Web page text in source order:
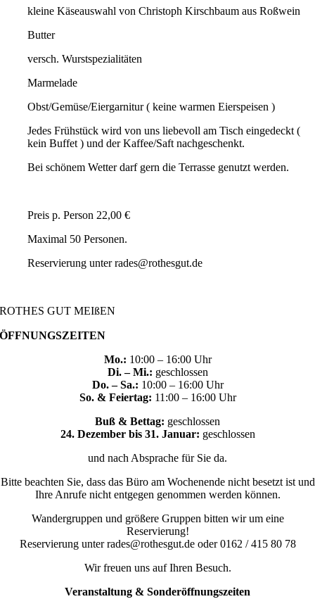
kleine Käseauswahl von Christoph Kirschbaum aus Roßwein
Butter
versch. Wurstspezialitäten
Marmelade
Obst/Gemüse/Eiergarnitur ( keine warmen Eierspeisen )
Jedes Frühstück wird von uns liebevoll am Tisch eingedeckt (
kein Buffet ) und der Kaffee/Saft nachgeschenkt.
Bei schönem Wetter darf gern die Terrasse genutzt werden.
Preis p. Person 22,00 €
Maximal 50 Personen.
Reservierung unter rades@rothesgut.de
ROTHES GUT MEIßEN
ÖFFNUNGSZEITEN
Mo.: 10:00 – 16:00 Uhr
Di. – Mi.: geschlossen
Do. – Sa.: 10:00 – 16:00 Uhr
So. & Feiertag: 11:00 – 16:00 Uhr
Buß & Bettag: geschlossen
24. Dezember bis 31. Januar: geschlossen
und nach Absprache für Sie da.
Bitte beachten Sie, dass das Büro am Wochenende nicht besetzt ist und
Ihre Anrufe nicht entgegen genommen werden können.
Wandergruppen und größere Gruppen bitten wir um eine
Reservierung!
Reservierung unter rades@rothesgut.de oder 0162 / 415 80 78
Wir freuen uns auf Ihren Besuch.
Veranstaltung & Sonderöffnungszeiten